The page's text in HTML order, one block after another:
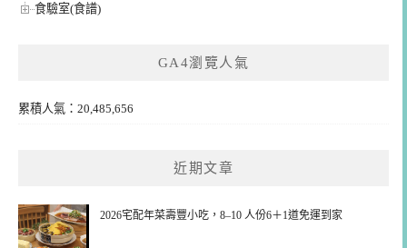
食驗室(食譜)
GA4瀏覽人氣
累積人氣：20,485,656
近期文章
2026宅配年菜壽豐小吃，8–10 人份6＋1道免運到家